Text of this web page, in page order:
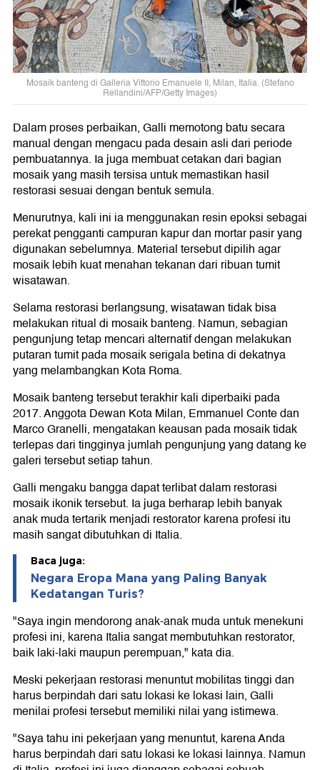
Mosaik banteng di Galleria Vittorio Emanuele II, Milan, Italia. (Stefano
Rellandini/AFP/Getty Images)
Dalam proses perbaikan, Galli memotong batu secara
manual dengan mengacu pada desain asli dari periode
pembuatannya. Ia juga membuat cetakan dari bagian
mosaik yang masih tersisa untuk memastikan hasil
restorasi sesuai dengan bentuk semula.
Menurutnya, kali ini ia menggunakan resin epoksi sebagai
perekat pengganti campuran kapur dan mortar pasir yang
digunakan sebelumnya. Material tersebut dipilih agar
mosaik lebih kuat menahan tekanan dari ribuan tumit
wisatawan.
Selama restorasi berlangsung, wisatawan tidak bisa
melakukan ritual di mosaik banteng. Namun, sebagian
pengunjung tetap mencari alternatif dengan melakukan
putaran tumit pada mosaik serigala betina di dekatnya
yang melambangkan Kota Roma.
Mosaik banteng tersebut terakhir kali diperbaiki pada
2017. Anggota Dewan Kota Milan, Emmanuel Conte dan
Marco Granelli, mengatakan keausan pada mosaik tidak
terlepas dari tingginya jumlah pengunjung yang datang ke
galeri tersebut setiap tahun.
Galli mengaku bangga dapat terlibat dalam restorasi
mosaik ikonik tersebut. Ia juga berharap lebih banyak
anak muda tertarik menjadi restorator karena profesi itu
masih sangat dibutuhkan di Italia.
Baca juga:
Negara Eropa Mana yang Paling Banyak
Kedatangan Turis?
"Saya ingin mendorong anak-anak muda untuk menekuni
profesi ini, karena Italia sangat membutuhkan restorator,
baik laki-laki maupun perempuan," kata dia.
Meski pekerjaan restorasi menuntut mobilitas tinggi dan
harus berpindah dari satu lokasi ke lokasi lain, Galli
menilai profesi tersebut memiliki nilai yang istimewa.
"Saya tahu ini pekerjaan yang menuntut, karena Anda
harus berpindah dari satu lokasi ke lokasi lainnya. Namun